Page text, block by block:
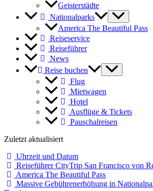
Geisterstädte
Nationalparks
America The Beautiful Pass
Reiseservice
Reiseführer
News
Reise buchen
Flug
Mietwagen
Hotel
Ausflüge & Tickets
Pauschalreisen
Zuletzt aktualisiert
Uhrzeit und Datum
Reiseführer CityTrip San Francisco von
America The Beautiful Pass
Massive Gebührenerhöhung in